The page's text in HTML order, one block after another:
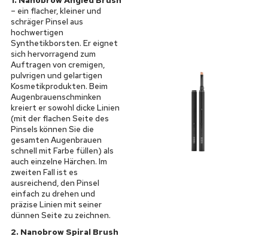
– ein flacher, kleiner und
schräger Pinsel aus
hochwertigen
Synthetikborsten. Er eignet
sich hervorragend zum
Auftragen von cremigen,
pulvrigen und gelartigen
Kosmetikprodukten. Beim
Augenbrauenschminken
kreiert er sowohl dicke Linien
(mit der flachen Seite des
Pinsels können Sie die
gesamten Augenbrauen
schnell mit Farbe füllen) als
auch einzelne Härchen. Im
zweiten Fall ist es
ausreichend, den Pinsel
einfach zu drehen und
präzise Linien mit seiner
dünnen Seite zu zeichnen.
2. Nanobrow Spiral Brush